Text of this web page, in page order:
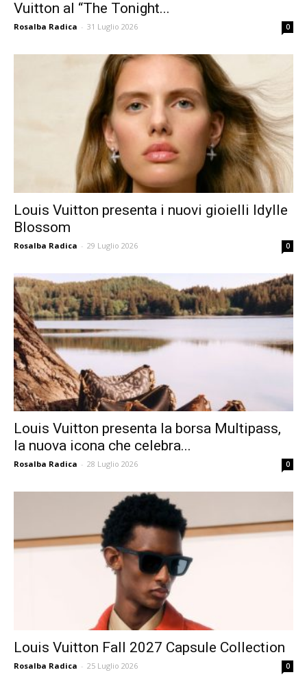
Vuitton al “The Tonight...
Rosalba Radica - 31 Luglio 2026 0
Louis Vuitton presenta i nuovi gioielli Idylle
Blossom
Rosalba Radica - 29 Luglio 2026 0
Louis Vuitton presenta la borsa Multipass,
la nuova icona che celebra...
Rosalba Radica - 28 Luglio 2026 0
Louis Vuitton Fall 2027 Capsule Collection
Rosalba Radica - 25 Luglio 2026 0